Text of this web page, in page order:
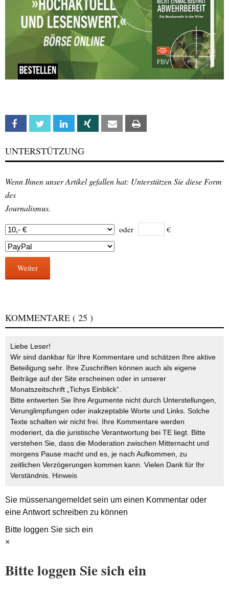
Facebook Twitter Linkedin Xing Email
UNTERSTÜTZUNG
Wenn Ihnen unser Artikel gefallen hat: Unterstützen Sie diese Form
des
Journalismus.
oder €
Weiter
KOMMENTARE ( 25 )
Liebe Leser!
Wir sind dankbar für Ihre Kommentare und schätzen Ihre aktive
Beteiligung sehr. Ihre Zuschriften können auch als eigene
Beiträge auf der Site erscheinen oder in unserer
Monatszeitschrift „Tichys Einblick“.
Bitte entwerten Sie Ihre Argumente nicht durch Unterstellungen,
Verunglimpfungen oder inakzeptable Worte und Links. Solche
Texte schalten wir nicht frei. Ihre Kommentare werden
moderiert, da die juristische Verantwortung bei TE liegt. Bitte
verstehen Sie, dass die Moderation zwischen Mitternacht und
morgens Pause macht und es, je nach Aufkommen, zu
zeitlichen Verzögerungen kommen kann. Vielen Dank für Ihr
Verständnis. Hinweis
Sie müssenangemeldetsein um einen Kommentar oder
eine Antwort schreiben zu können
Bitte loggen Sie sich ein
×
Bitte loggen Sie sich ein